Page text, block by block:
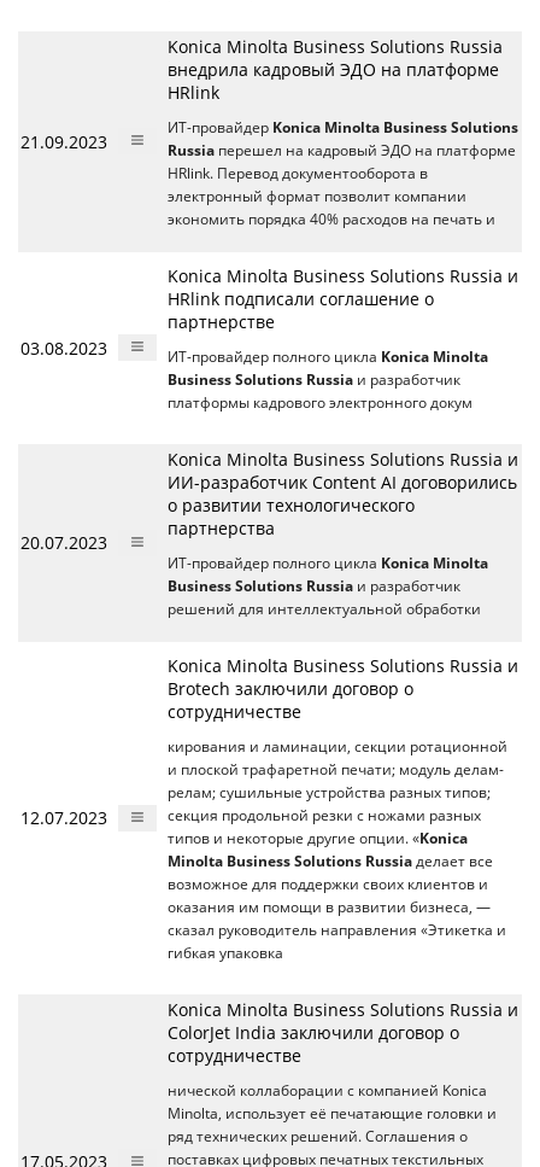
21.09.2023
Konica Minolta Business Solutions Russia
внедрила кадровый ЭДО на платформе
HRlink
ИТ-провайдер Konica Minolta Business Solutions
Russia перешел на кадровый ЭДО на платформе
HRlink. Перевод документооборота в
электронный формат позволит компании
экономить порядка 40% расходов на печать и
03.08.2023
Konica Minolta Business Solutions Russia и
HRlink подписали соглашение о
партнерстве
ИТ-провайдер полного цикла Konica Minolta
Business Solutions Russia и разработчик
платформы кадрового электронного докум
20.07.2023
Konica Minolta Business Solutions Russia и
ИИ-разработчик Content AI договорились
о развитии технологического
партнерства
ИТ-провайдер полного цикла Konica Minolta
Business Solutions Russia и разработчик
решений для интеллектуальной обработки
12.07.2023
Konica Minolta Business Solutions Russia и
Brotech заключили договор о
сотрудничестве
кирования и ламинации, секции ротационной
и плоской трафаретной печати; модуль делам-
релам; сушильные устройства разных типов;
секция продольной резки с ножами разных
типов и некоторые другие опции. «Konica
Minolta Business Solutions Russia делает все
возможное для поддержки своих клиентов и
оказания им помощи в развитии бизнеса, —
сказал руководитель направления «Этикетка и
гибкая упаковка
17.05.2023
Konica Minolta Business Solutions Russia и
ColorJet India заключили договор о
сотрудничестве
нической коллаборации с компанией Konica
Minolta, использует её печатающие головки и
ряд технических решений. Соглашения о
поставках цифровых печатных текстильных